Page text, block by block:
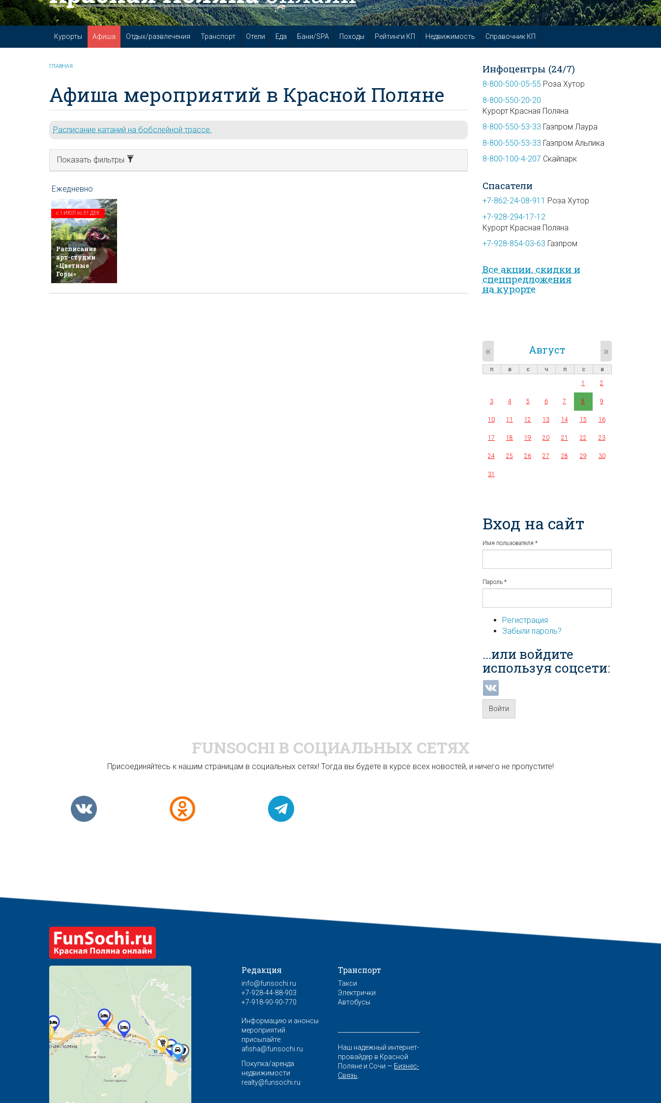
Курорты Афиша Отдых/развлечения Транспорт Отели Еда Бани/SPA Походы Рейтинги КП Недвижимость Справочник КП
ГЛАВНАЯ
Афиша мероприятий в Красной Поляне
Расписание катаний на бобслейной трассе.
Показать фильтры
с 1 ИЮЛ по31 ДЕК
Расписание
арт-студии
«Цветные
Горы»
Инфоцентры (24/7)
8-800-500-05-55 Роза Хутор
8-800-550-20-20
Курорт Красная Поляна
8-800-550-53-33 Газпром Лаура
8-800-550-53-33 Газпром Альпика
8-800-100-4-207 Скайпарк
Спасатели
+7-862-24-08-911 Роза Хутор
+7-928-294-17-12
Курорт Красная Поляна
+7-928-854-03-63 Газпром
Все акции, скидки и
спец­предложе­ния
на курорте
Август
« »
п в с ч п с
в
1
2
3 4 5 6 7 8 9
10 11 12 13 14 15 16
17 18 19 20 21 22 23
24 25 26 27 28 29 30
31
Вход на сайт
Имя пользователя *
Пароль *
Регистрация
Забыли пароль?
...или войдите
используя соцсети:
Войти
FUNSOCHI В СОЦИАЛЬНЫХ СЕТЯХ
Присоединяйтесь к нашим страницам в социальных сетях! Тогда вы будете в курсе всех новостей, и ничего не пропустите!
Редакция
info@funsochi.ru
+7-928-44-88-903
+7-918-90-90-770
Информацию и анонсы
мероприятий
присылайте:
afisha@funsochi.ru
Покупка/аренда
недвижимости
realty@funsochi.ru
Транспорт
Такси
Электрички
Автобусы
Наш надежный интернет-
провайдер в Красной
Поляне и Сочи — Бизнес-
Связь